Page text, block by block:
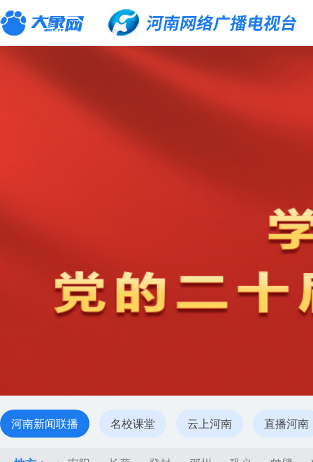
河南新闻联播 名校课堂 云上河南 直播河南